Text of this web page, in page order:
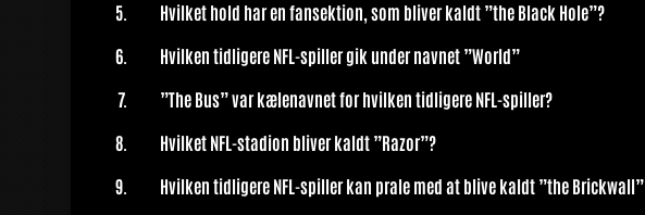
Hvilket hold har en fansektion, som bliver kaldt ”the Black Hole”?
Hvilken tidligere NFL-spiller gik under navnet ”World”
”The Bus” var kælenavnet for hvilken tidligere NFL-spiller?
Hvilket NFL-stadion bliver kaldt ”Razor”?
Hvilken tidligere NFL-spiller kan prale med at blive kaldt ”the Brickwall”